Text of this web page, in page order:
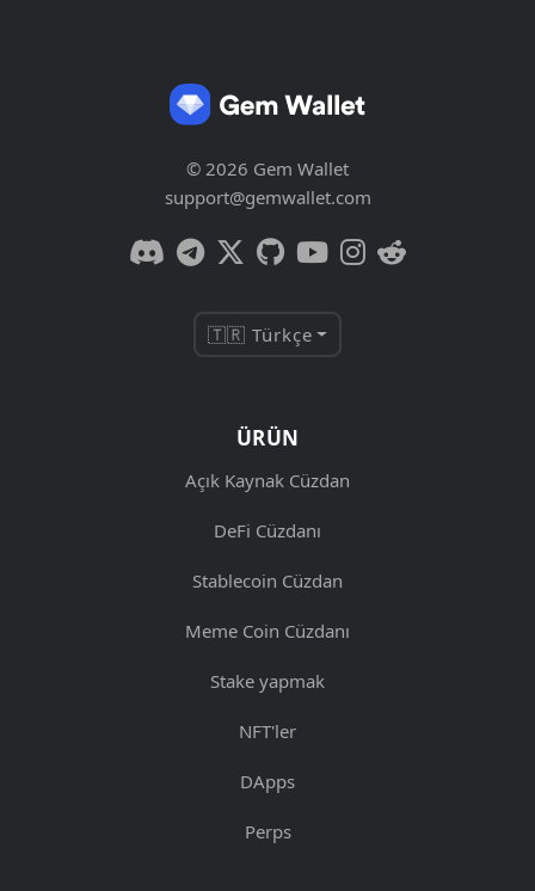
© 2026 Gem Wallet
support@gemwallet.com
🇹🇷 Türkçe
ÜRÜN
Açık Kaynak Cüzdan
DeFi Cüzdanı
Stablecoin Cüzdan
Meme Coin Cüzdanı
Stake yapmak
NFT'ler
DApps
Perps